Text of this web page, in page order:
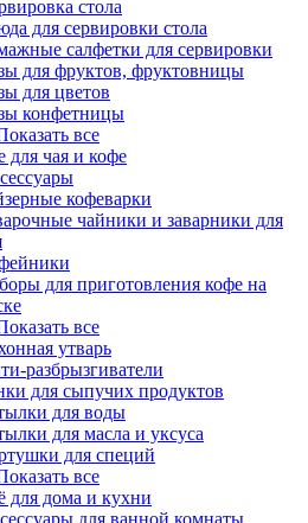
стола
для сервировки стола
салфетки для сервировки
для фруктов, фруктовницы
для цветов
конфетницы
все
для чая и кофе
кофеварки
чайники и заварники для
для приготовления кофе на
все
утварь
разбрызгиватели
для сыпучих продуктов
для воды
для масла и уксуса
для специй
все
для дома и кухни
для ванной комнаты